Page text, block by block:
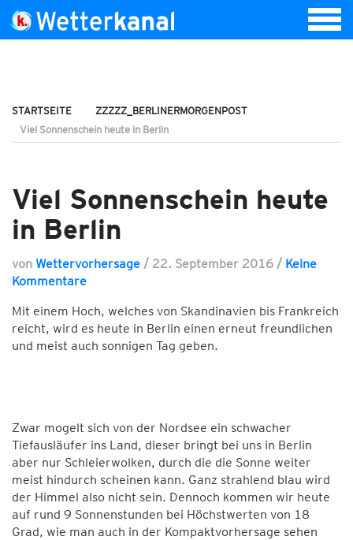
STARTSEITE
ZZZZZ_BERLINERMORGENPOST
Viel Sonnenschein heute in Berlin
Viel Sonnenschein heute
in Berlin
von Wettervorhersage / 22. September 2016 / Keine
Kommentare
Mit einem Hoch, welches von Skandinavien bis Frankreich
reicht, wird es heute in Berlin einen erneut freundlichen
und meist auch sonnigen Tag geben.
Zwar mogelt sich von der Nordsee ein schwacher
Tiefausläufer ins Land, dieser bringt bei uns in Berlin
aber nur Schleierwolken, durch die die Sonne weiter
meist hindurch scheinen kann. Ganz strahlend blau wird
der Himmel also nicht sein. Dennoch kommen wir heute
auf rund 9 Sonnenstunden bei Höchstwerten von 18
Grad, wie man auch in der Kompaktvorhersage sehen